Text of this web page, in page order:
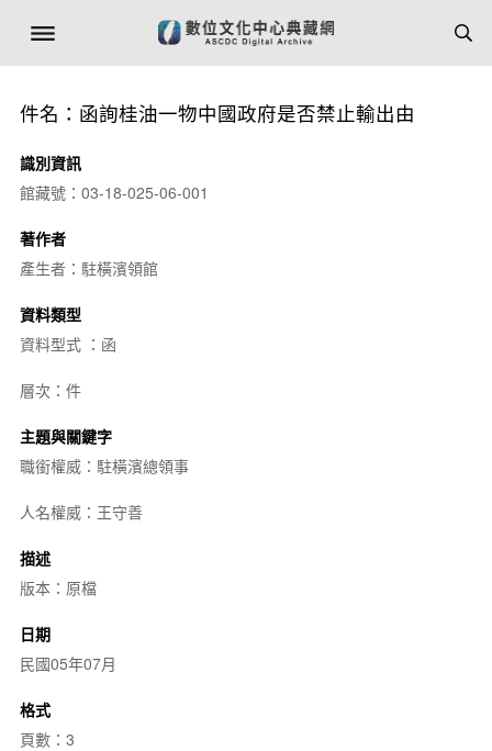
件名：函詢桂油一物中國政府是否禁止輸出由
識別資訊
館藏號：03-18-025-06-001
著作者
產生者：駐橫濱領館
資料類型
資料型式 ：函
層次：件
主題與關鍵字
職銜權威：駐橫濱總領事
人名權威：王守善
描述
版本：原檔
日期
民國05年07月
格式
頁數：3